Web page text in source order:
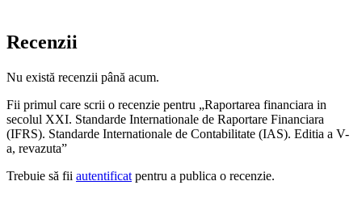
Recenzii
Nu există recenzii până acum.
Fii primul care scrii o recenzie pentru „Raportarea financiara in
secolul XXI. Standarde Internationale de Raportare Financiara
(IFRS). Standarde Internationale de Contabilitate (IAS). Editia a V-
a, revazuta”
Trebuie să fii autentificat pentru a publica o recenzie.